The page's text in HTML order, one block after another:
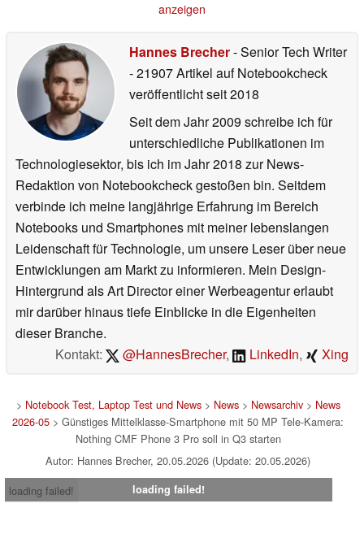
anzeigen
Hannes Brecher- Senior Tech Writer
- 21907 Artikel auf Notebookcheck
veröffentlichtseit 2018
Seit dem Jahr 2009 schreibe ich für
unterschiedliche Publikationen im
Technologiesektor, bis ich im Jahr 2018 zur News-
Redaktion von Notebookcheck gestoßen bin. Seitdem
verbinde ich meine langjährige Erfahrung im Bereich
Notebooks und Smartphones mit meiner lebenslangen
Leidenschaft für Technologie, um unsere Leser über neue
Entwicklungen am Markt zu informieren. Mein Design-
Hintergrund als Art Director einer Werbeagentur erlaubt
mir darüber hinaus tiefe Einblicke in die Eigenheiten
dieser Branche.
Kontakt:
@HannesBrecher, LinkedIn, Xing
> Notebook Test, Laptop Test und News> News> Newsarchiv> News
2026-05 > Günstiges Mittelklasse-Smartphone mit 50 MP Tele-Kamera:
Nothing CMF Phone 3 Pro soll in Q3 starten
Autor: Hannes Brecher, 20.05.2026 (Update: 20.05.2026)
loading failed!
loading failed!